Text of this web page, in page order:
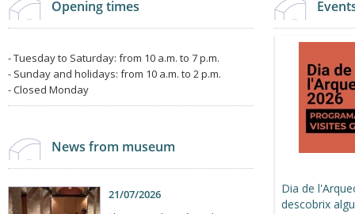
Opening times
- Tuesday to Saturday: from 10 a.m. to 7 p.m.
- Sunday and holidays: from 10 a.m. to 2 p.m.
- Closed Monday
Dia de
descobrix
News from museum
21/07/2026